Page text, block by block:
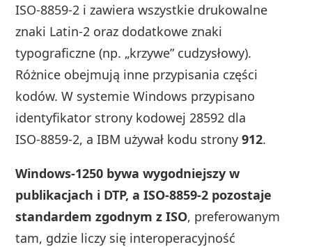
ISO‑8859‑2 i zawiera wszystkie drukowalne
znaki Latin‑2 oraz dodatkowe znaki
typograficzne (np. „krzywe” cudzysłowy).
Różnice obejmują inne przypisania części
kodów. W systemie Windows przypisano
identyfikator strony kodowej 28592 dla
ISO‑8859‑2, a IBM używał kodu strony912.
Windows‑1250 bywa wygodniejszy w
publikacjach i DTP, a ISO‑8859‑2 pozostaje
standardem zgodnym z ISO, preferowanym
tam, gdzie liczy się interoperacyjność